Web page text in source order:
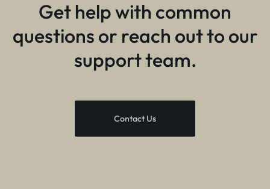
Get help with common
questions or reach out to our
support team.
Contact Us